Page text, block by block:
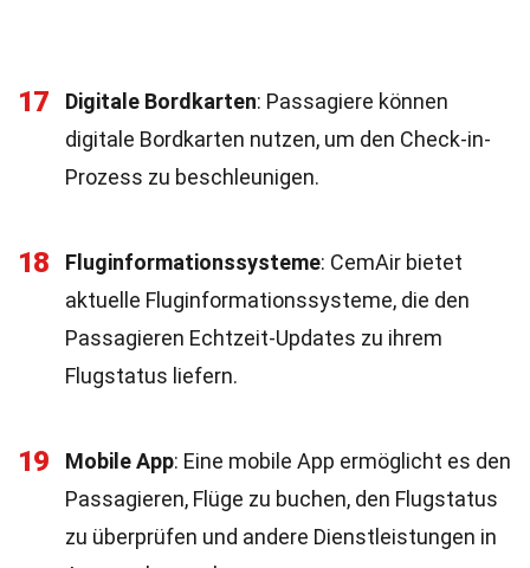
17 Digitale Bordkarten: Passagiere können
digitale Bordkarten nutzen, um den Check-in-
Prozess zu beschleunigen.
18 Fluginformationssysteme: CemAir bietet
aktuelle Fluginformationssysteme, die den
Passagieren Echtzeit-Updates zu ihrem
Flugstatus liefern.
19 Mobile App: Eine mobile App ermöglicht es den
Passagieren, Flüge zu buchen, den Flugstatus
zu überprüfen und andere Dienstleistungen in